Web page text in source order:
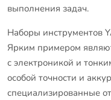
выполнения задач.
Наборы инструментов
Ярким примером
с электроникой и
особой точности и
специализированные